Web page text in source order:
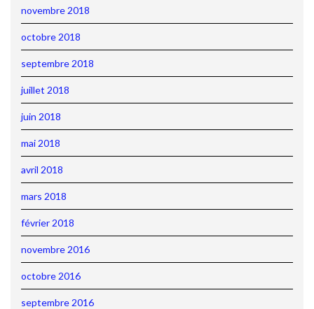
novembre 2018
octobre 2018
septembre 2018
juillet 2018
juin 2018
mai 2018
avril 2018
mars 2018
février 2018
novembre 2016
octobre 2016
septembre 2016